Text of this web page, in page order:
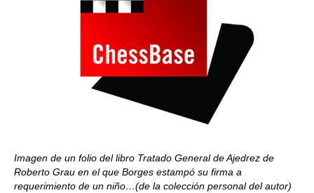
Imagen de un folio del libro Tratado General de Ajedrez de
Roberto Grau en el que Borges estampó su firma a
requerimiento de un niño…(de la colección personal del autor)